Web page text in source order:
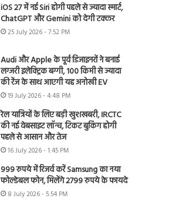
iOS 27 में नई Siri होगी पहले से ज्यादा स्मार्ट,
ChatGPT और Gemini को देगी टक्कर
25 July 2026 - 7:52 PM
Audi और Apple के पूर्व डिजाइनरों ने बनाई
लग्जरी इलेक्ट्रिक बग्गी, 100 किमी से ज्यादा
की रेंज के साथ आएगी यह अनोखी EV
19 July 2026 - 4:48 PM
रेल यात्रियों के लिए बड़ी खुशखबरी, IRCTC
की नई वेबसाइट लॉन्च, टिकट बुकिंग होगी
पहले से आसान और तेज
16 July 2026 - 1:45 PM
999 रुपये में रिजर्व करें Samsung का नया
फोल्डेबल फोन, मिलेंगे 2799 रुपये के फायदे
8 July 2026 - 5:54 PM